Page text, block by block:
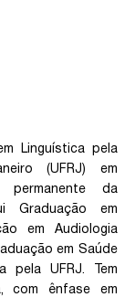
Linguística pela
(UFRJ) em
da
Graduação em
em Audiologia
em Saúde
pela UFRJ. Tem
com ênfase em